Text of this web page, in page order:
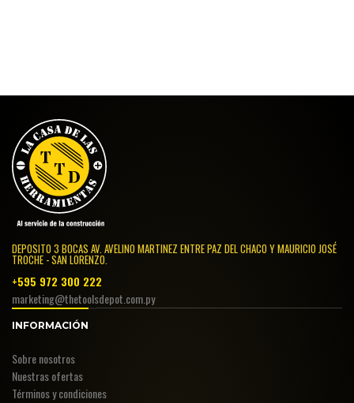
DEPOSITO 3 BOCAS AV. AVELINO MARTINEZ ENTRE PAZ DEL CHACO Y MAURICIO JOSÉ
TROCHE - SAN LORENZO.
+595 972 300 222
marketing@thetoolsdepot.com.py
INFORMACIÓN
Sobre nosotros
Nuestras ofertas
Términos y condiciones